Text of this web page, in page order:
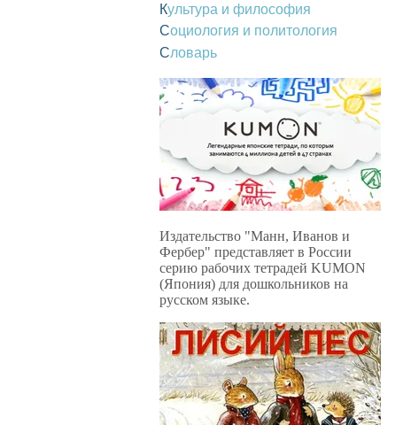
Культура и философия
Социология и политология
Словарь
Издательство "Манн, Иванов и
Фербер" представляет в России
серию рабочих тетрадей KUMON
(Япония) для дошкольников на
русском языке.